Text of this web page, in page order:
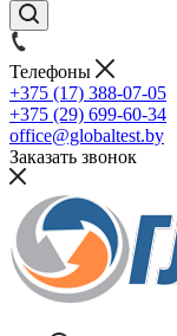
Телефоны
+375 (17) 388-07-05
+375 (29) 699-60-34
office@globaltest.by
Заказать звонок